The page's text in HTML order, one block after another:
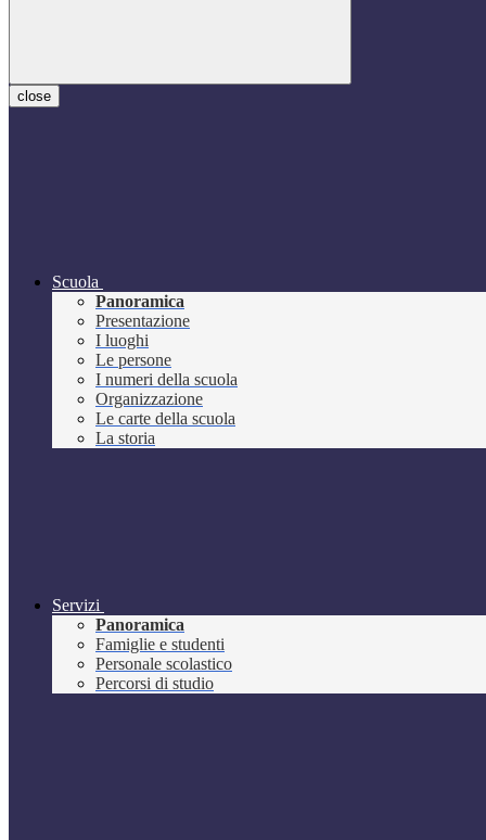
close
Scuola
Panoramica
Presentazione
I luoghi
Le persone
I numeri della scuola
Organizzazione
Le carte della scuola
La storia
Servizi
Panoramica
Famiglie e studenti
Personale scolastico
Percorsi di studio